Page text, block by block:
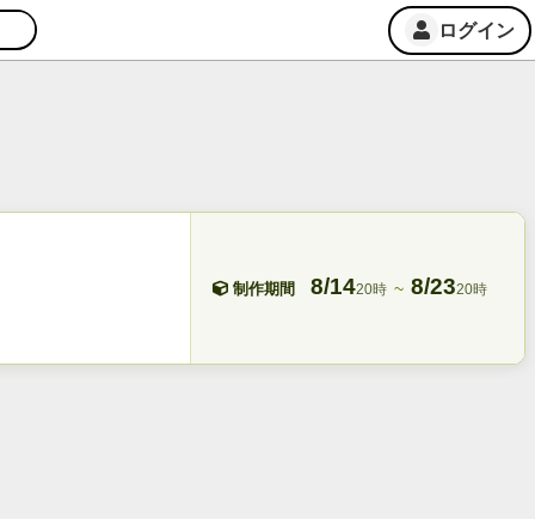
ログイン
制作期間 8/1420時 ~ 8/2320時